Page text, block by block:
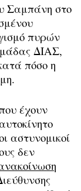
Σαμπάνη στο
πυρών
ΔΙΑΣ,
πόσο η
έχουν
αστυνομικοί
δεν